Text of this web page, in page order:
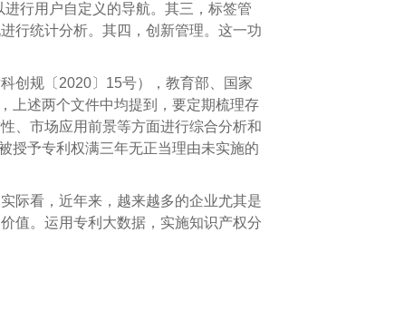
行用户自定义的导航。其三，标签管
行统计分析。其四，创新管理。这一功
创规〔2020〕15号），教育部、国家
上述两个文件中均提到，要定期梳理存
、市场应用前景等方面进行综合分析和
授予专利权满三年无正当理由未实施的
际看，近年来，越来越多的企业尤其是
值。运用专利大数据，实施知识产权分